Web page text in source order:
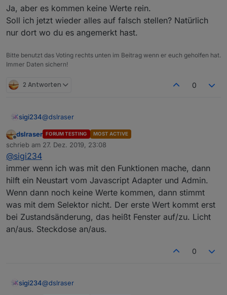
Selektor bei mir im Blockly
Ja, aber es kommen keine Werte rein.
Soll ich jetzt wieder alles auf falsch stellen? Natürlich
nur dort wo du es angemerkt hast.
Bitte benutzt das Voting rechts unten im Beitrag wenn er euch geholfen hat.
Immer Daten sichern!
2 Antworten 0
sigi234@dslraser
Ja, aber es kommen keine Werte rein.
Soll ich jetzt wieder alles auf falsch stellen? Natürlich
Offline
dslraser FORUM TESTING MOST ACTIVE
schrieb am 27. Dez. 2019, 23:08
zuletzt editiert von
@sigi234
immer wenn ich was mit den Funktionen mache, dann
hilft ein Neustart vom Javascript Adapter und Admin.
Wenn dann noch keine Werte kommen, dann stimmt
was mit dem Selektor nicht. Der erste Wert kommt erst
bei Zustandsänderung, das heißt Fenster auf/zu. Licht
an/aus. Steckdose an/aus.
0
sigi234@dslraser